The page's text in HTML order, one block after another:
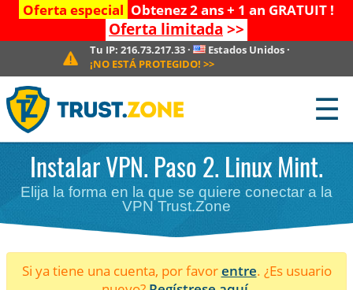
Oferta especial Obtenez 2 ans + 1 an GRATUIT !
Oferta limitada >>
Tu IP:216.73.217.33 · Estados Unidos·
¡NO ESTÁ PROTEGIDO! >>
☰
Instalar VPN. Paso 2. Linux Mint.
Elija la forma en la que se quiere conectar a la
VPN Trust.Zone
Si ya tiene una cuenta, por favorentre. ¿Es usuario